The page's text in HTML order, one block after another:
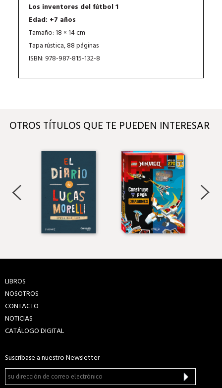
Los inventores del fútbol 1
Edad: +7 años
Tamaño: 18 × 14 cm
Tapa rústica, 88 páginas
ISBN: 978-987-815-132-8
OTROS TÍTULOS QUE TE PUEDEN INTERESAR
LIBROS
NOSOTROS
CONTACTO
NOTICIAS
CATÁLOGO DIGITAL
Suscríbase a nuestro Newsletter